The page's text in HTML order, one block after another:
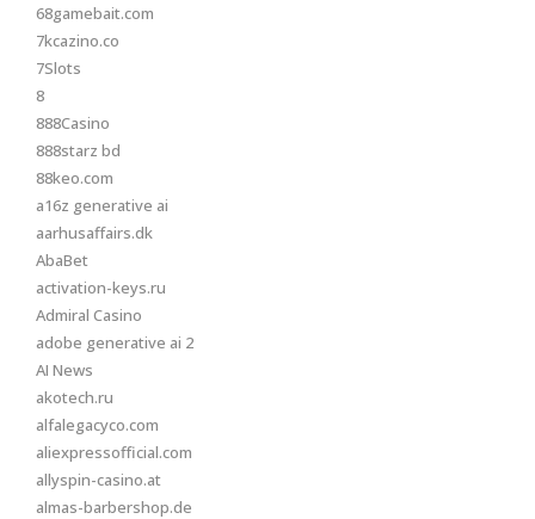
68gamebait.com
7kcazino.co
7Slots
8
888Casino
888starz bd
88keo.com
a16z generative ai
aarhusaffairs.dk
AbaBet
activation-keys.ru
Admiral Casino
adobe generative ai 2
AI News
akotech.ru
alfalegacyco.com
aliexpressofficial.com
allyspin-casino.at
almas-barbershop.de